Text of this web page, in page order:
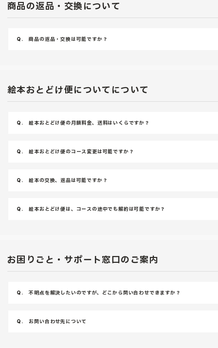
商品の返品・交換について
Q. 商品の返品・交換は可能ですか？
絵本おとどけ便についてについて
Q. 絵本おとどけ便の月額料金、送料はいくらですか？
Q. 絵本おとどけ便のコース変更は可能ですか？
Q. 絵本の交換、返品は可能ですか？
Q. 絵本おとどけ便は、コースの途中でも解約は可能ですか？
お困りごと・サポート窓口のご案内
Q. 不明点を解決したいのですが、どこから問い合わせできますか？
Q. お問い合わせ先について